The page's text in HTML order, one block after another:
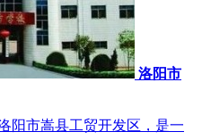
洛阳市
阳市嵩县工贸开发区，是一